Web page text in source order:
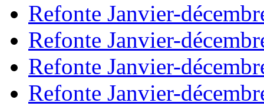
Refonte Janvier-
Refonte Janvier-
Refonte Janvier-
Refonte Janvier-